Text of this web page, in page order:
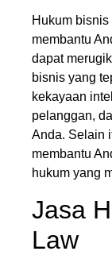
Hukum
membantu
dapat
bisnis yang
kekayaan
pelanggan,
Anda. Selain
membantu
hukum yang
Jasa
Law